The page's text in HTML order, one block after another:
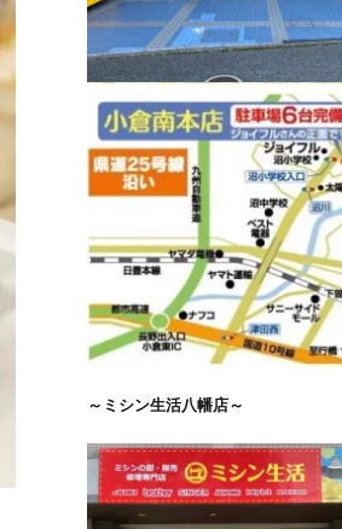
～ミシン生活八幡店～